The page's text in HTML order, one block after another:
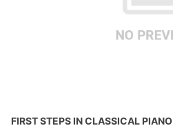
FIRST STEPS IN CLASSICAL PIANO